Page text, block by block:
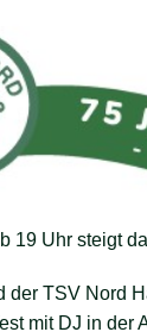
19 Uhr steigt
der TSV Nord
mit DJ in der